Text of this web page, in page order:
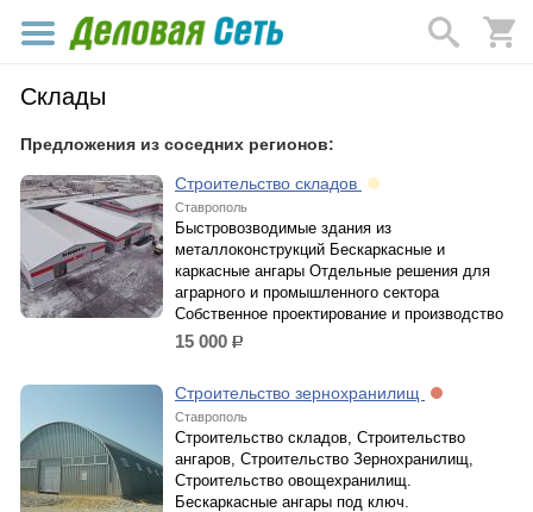
Склады
Предложения из соседних регионов:
Строительство складов
Ставрополь
Быстровозводимые здания из
металлоконструкций Бескаркасные и
каркасные ангары Отдельные решения для
аграрного и промышленного сектора
Собственное проектирование и производство
15 000 р.
Строительство зернохранилищ
Ставрополь
Строительство складов, Строительство
ангаров, Строительство Зернохранилищ,
Строительство овощехранилищ.
Бескаркасные ангары под ключ.